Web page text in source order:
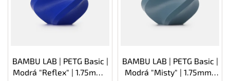
BAMBU LAB | PETG Basic |
Modrá "Reflex" | 1.75mm |
BAMBU LAB | PETG Basic |
Modrá "Misty" | 1.75mm |